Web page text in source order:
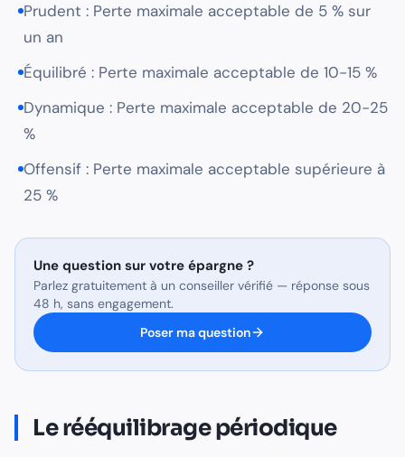
Prudent : Perte maximale acceptable de 5 % sur
un an
Équilibré : Perte maximale acceptable de 10-15 %
Dynamique : Perte maximale acceptable de 20-25
%
Offensif : Perte maximale acceptable supérieure à
25 %
Une question sur votre épargne ?
Parlez gratuitement à un conseiller vérifié — réponse sous
48 h, sans engagement.
Poser ma question
Le rééquilibrage périodique